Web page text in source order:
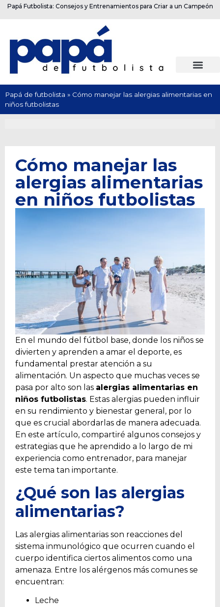
Papá Futbolista: Consejos y Entrenamientos para Criar a un Campeón
Papá de futbolista » Cómo manejar las alergias alimentarias en
niños futbolistas
Cómo manejar las
alergias alimentarias
en niños futbolistas
En el mundo del fútbol base, donde los niños se
divierten y aprenden a amar el deporte, es
fundamental prestar atención a su
alimentación. Un aspecto que muchas veces se
pasa por alto son las alergias alimentarias en
niños futbolistas. Estas alergias pueden influir
en su rendimiento y bienestar general, por lo
que es crucial abordarlas de manera adecuada.
En este artículo, compartiré algunos consejos y
estrategias que he aprendido a lo largo de mi
experiencia como entrenador, para manejar
este tema tan importante.
¿Qué son las alergias
alimentarias?
Las alergias alimentarias son reacciones del
sistema inmunológico que ocurren cuando el
cuerpo identifica ciertos alimentos como una
amenaza. Entre los alérgenos más comunes se
encuentran:
Leche